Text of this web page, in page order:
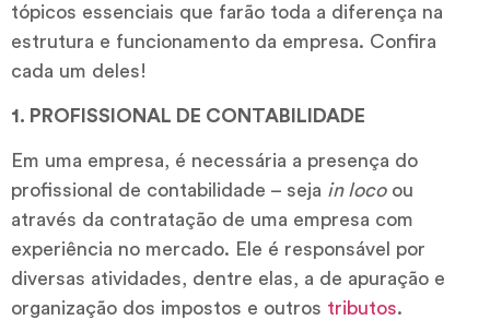
tópicos essenciais que farão toda a diferença na
estrutura e funcionamento da empresa. Confira
cada um deles!
1. PROFISSIONAL DE CONTABILIDADE
Em uma empresa, é necessária a presença do
profissional de contabilidade – seja in locoou
através da contratação de uma empresa com
experiência no mercado. Ele é responsável por
diversas atividades, dentre elas, a de apuração e
organização dos impostos e outros tributos.